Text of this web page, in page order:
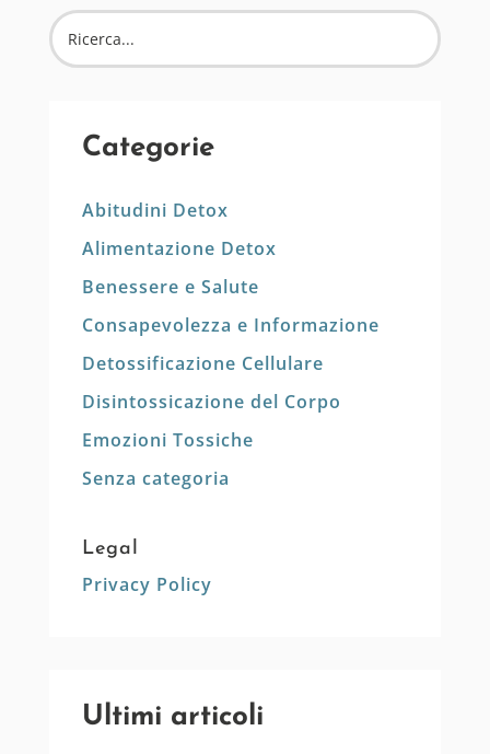
Categorie
Abitudini Detox
Alimentazione Detox
Benessere e Salute
Consapevolezza e Informazione
Detossificazione Cellulare
Disintossicazione del Corpo
Emozioni Tossiche
Senza categoria
Legal
Privacy Policy
Ultimi articoli